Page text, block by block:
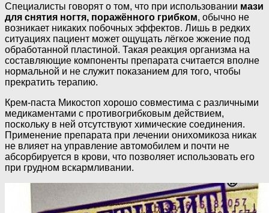
Специалисты говорят о том, что при использовании мази
для снятия ногтя, поражённого грибком, обычно не
возникает никаких побочных эффектов. Лишь в редких
ситуациях пациент может ощущать лёгкое жжение под
обработанной пластиной. Такая реакция организма на
составляющие компоненты препарата считается вполне
нормальной и не служит показанием для того, чтобы
прекратить терапию.
Крем-паста Микостоп хорошо совместима с различными
медикаментами с противогрибковым действием,
поскольку в ней отсутствуют химические соединения.
Применение препарата при лечении онихомикоза никак
не влияет на управление автомобилем и почти не
абсорбируется в крови, что позволяет использовать его
при грудном вскармливании.